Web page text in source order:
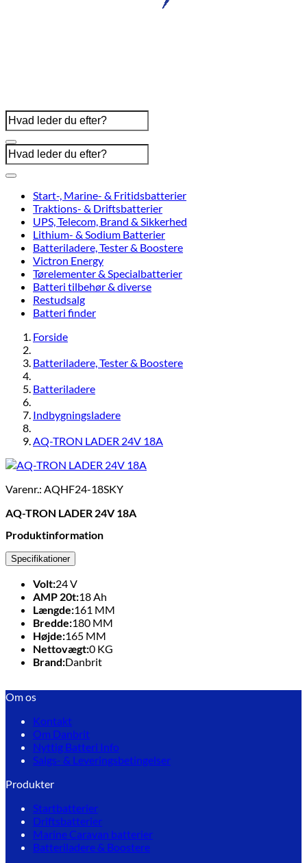
Start-, Marine- & Fritidsbatterier
Traktions- & Driftsbatterier
UPS, Telecom, Brand & Sikkerhed
Lithium- & Sodium Batterier
Batteriladere, Tester & Boostere
Victron Energy
Tørelementer & Specialbatterier
Batteri tilbehør & diverse
Restudsalg
Batteri finder
Forside
Batteriladere, Tester & Boostere
Batteriladere
Indbygningsladere
AQ-TRON LADER 24V 18A
Varenr.: AQHF24-18SKY
AQ-TRON LADER 24V 18A
Produktinformation
Specifikationer
Volt:24V
AMP 20t:18 Ah
Længde:161 MM
Bredde:180 MM
Højde:165 MM
Nettovægt:0 KG
Brand:Danbrit
Om os
Kontakt
Om Danbrit
Nyttig Batteri Info
Salgs- & Leveringsbetingelser
Produkter
Startbatterier
Driftsbatterier
Marine Caravan batterier
Batteriladere & Boostere